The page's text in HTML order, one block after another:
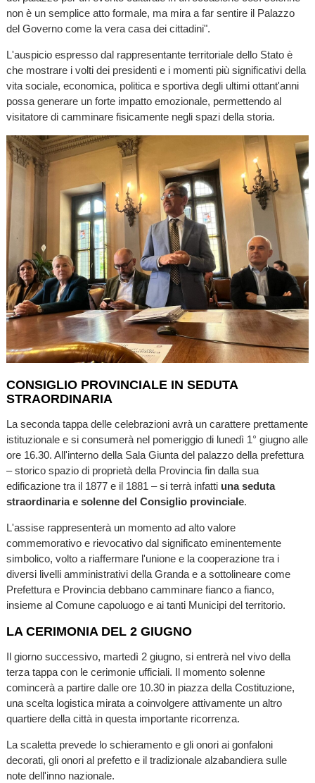
non è un semplice atto formale, ma mira a far sentire il Palazzo
del Governo come la vera casa dei cittadini".
L'auspicio espresso dal rappresentante territoriale dello Stato è
che mostrare i volti dei presidenti e i momenti più significativi della
vita sociale, economica, politica e sportiva degli ultimi ottant'anni
possa generare un forte impatto emozionale, permettendo al
visitatore di camminare fisicamente negli spazi della storia.
CONSIGLIO PROVINCIALE IN SEDUTA
STRAORDINARIA
La seconda tappa delle celebrazioni avrà un carattere prettamente
istituzionale e si consumerà nel pomeriggio di lunedì 1° giugno alle
ore 16.30. All'interno della Sala Giunta del palazzo della prefettura
– storico spazio di proprietà della Provincia fin dalla sua
edificazione tra il 1877 e il 1881 – si terrà infatti una seduta
straordinaria e solenne del Consiglio provinciale.
L'assise rappresenterà un momento ad alto valore
commemorativo e rievocativo dal significato eminentemente
simbolico, volto a riaffermare l'unione e la cooperazione tra i
diversi livelli amministrativi della Granda e a sottolineare come
Prefettura e Provincia debbano camminare fianco a fianco,
insieme al Comune capoluogo e ai tanti Municipi del territorio.
LA CERIMONIA DEL 2 GIUGNO
Il giorno successivo, martedì 2 giugno, si entrerà nel vivo della
terza tappa con le cerimonie ufficiali. Il momento solenne
comincerà a partire dalle ore 10.30 in piazza della Costituzione,
una scelta logistica mirata a coinvolgere attivamente un altro
quartiere della città in questa importante ricorrenza.
La scaletta prevede lo schieramento e gli onori ai gonfaloni
decorati, gli onori al prefetto e il tradizionale alzabandiera sulle
note dell'inno nazionale.